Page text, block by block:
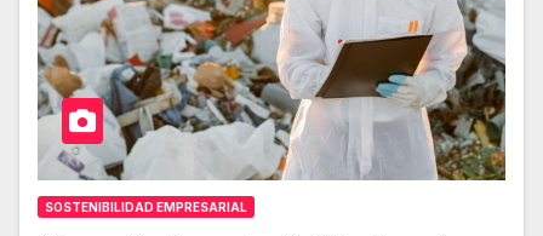
SOSTENIBILIDAD EMPRESARIAL